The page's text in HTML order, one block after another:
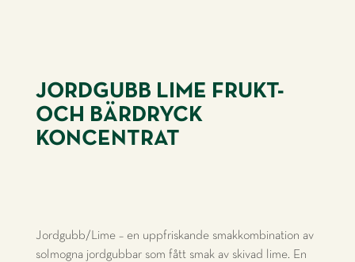
JORDGUBB LIME FRUKT-
OCH BÄRDRYCK
KONCENTRAT
Jordgubb/Lime – en uppfriskande smakkombination av
solmogna jordgubbar som fått smak av skivad lime. En